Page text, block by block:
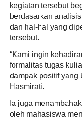
kegiatan tersebut
berdasarkan
dan hal-hal yang
tersebut.
“Kami ingin
formalitas tugas
dampak positif yang
Hasmirati.
Ia juga
oleh mahasiswa